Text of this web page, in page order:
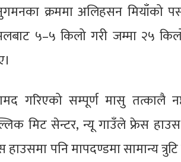
क्रममा अलिहसन मियाँको
५–५ किलो गरी जम्मा २५
गरिएको सम्पूर्ण मासु तत्कालै
मिट सेन्टर, न्यू गाउँले फ्रेस
हाउसमा पनि मापदण्डमा सामान्य